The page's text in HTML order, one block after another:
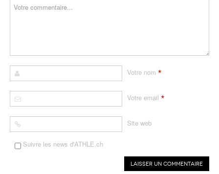
Votre nom *
Votre email *
Site web
Suivre les news d'ATHLE.ch